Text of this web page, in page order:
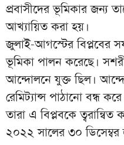
প্রবাসীদের ভূমিকার জন্য
আখ্যায়িত করা হয়।
জুলাই-আগস্টের বিপ্লবের
ভূমিকা পালন করেছে।
আন্দোলনে যুক্ত ছিল।
রেমিট্যান্স পাঠানো বন্ধ
তারা এ বিপ্লবকে ত্বরান্বিত
২০২২ সালের ৩০ ডিসেম্বর